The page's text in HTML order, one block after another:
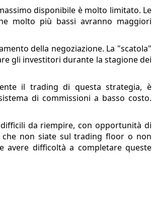
disponibile è molto limitato. Le
molto più bassi avranno maggiori
della negoziazione. La "scatola"
gli investitori durante la stagione dei
il trading di questa strategia, è
di commissioni a basso costo.
da riempire, con opportunità di
non siate sul trading floor o non
avere difficoltà a completare queste